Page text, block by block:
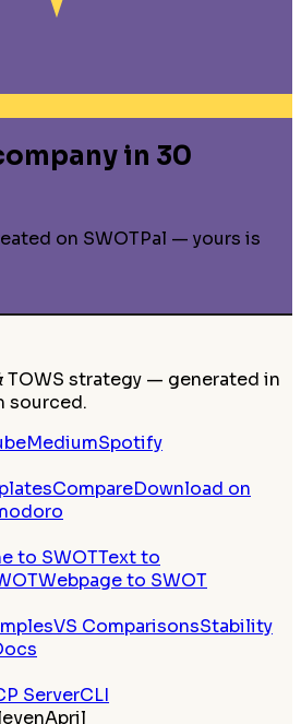
in 30
on SWOTPal — yours is
TOWS strategy — generated in
sourced.
MediumSpotify
CompareDownload on
to SWOTText to
Webpage to SWOT
VS ComparisonsStability
ServerCLI